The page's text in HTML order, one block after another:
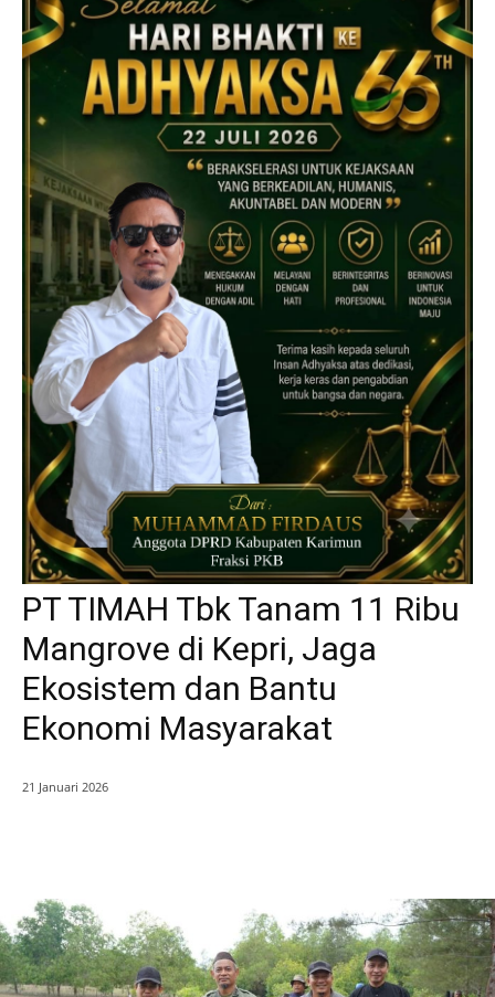
PT TIMAH Tbk Tanam 11 Ribu
Mangrove di Kepri, Jaga
Ekosistem dan Bantu
Ekonomi Masyarakat
21 Januari 2026